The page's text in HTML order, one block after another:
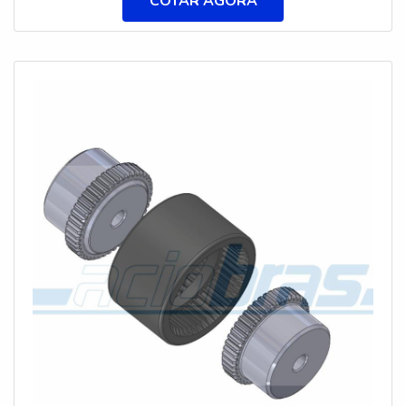
PREÇO JUSTO E ACESSÍVELQuem pesquisa na
internet por acoplamento de lâminas preço
atual para garantir a qualidade final para cada
cliente.Ainda tratando-se de acoplamento de
lâminas preço justo, sempre deve-se buscar uma
empresa que tenha produtos e serviços com ótima
qualidade e excelente custo-benefício, detalhes
que passam despercebidos e podem gerar prejuízo
futuros para os clientes.É importante lembrar que o
produto deve sempre ser adquirido com
companhias especializadas no segmento. Esse tipo
de cuidado ajuda a garantir a qualidade e
durabilidade dos materiais, além de evitar prejuízos
com substituições frequentes de produtos que não